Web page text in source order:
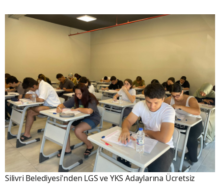
Silivri Belediyesi'nden LGS ve YKS Adaylarına Ücretsiz